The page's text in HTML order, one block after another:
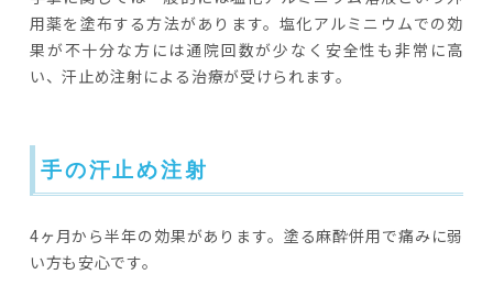
用薬を塗布する方法があります。塩化アルミニウムでの効
果が不十分な方には通院回数が少なく安全性も非常に高
い、汗止め注射による治療が受けられます。
手の汗止め注射
4ヶ月から半年の効果があります。塗る麻酔併用で痛みに弱
い方も安心です。